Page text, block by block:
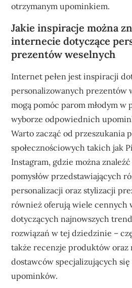
otrzymanym upominkiem.
Jakie inspiracje można
internecie dotyczące
prezentów weselnych
Internet pełen jest inspiracji
personalizowanych prezentów
mogą pomóc parom młodym w
wyborze odpowiednich
Warto zacząć od przeszukania
społecznościowych takich jak
Instagram, gdzie można
pomysłów przedstawiających
personalizacji oraz stylizacji
również oferują wiele cennych
dotyczących najnowszych
rozwiązań w tej dziedzinie –
także recenzje produktów oraz
dostawców specjalizujących
upominków.